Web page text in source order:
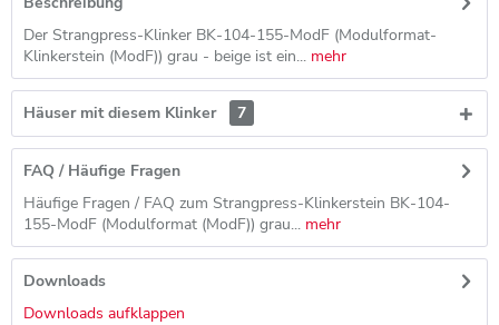
Der Strangpress-Klinker BK-104-155-ModF (Modulformat-
Klinkerstein (ModF)) grau - beige ist ein... mehr
Häuser mit diesem Klinker 7
FAQ / Häufige Fragen
Häufige Fragen / FAQ zum Strangpress-Klinkerstein BK-104-
155-ModF (Modulformat (ModF)) grau... mehr
Downloads
Downloads aufklappen